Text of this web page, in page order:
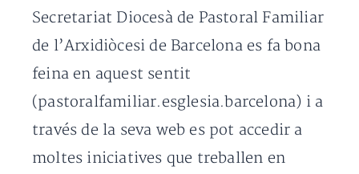
Secretariat Diocesà de Pastoral Familiar
de l’Arxidiòcesi de Barcelona es fa bona
feina en aquest sentit
(pastoralfamiliar.esglesia.barcelona) i a
través de la seva web es pot accedir a
moltes iniciatives que treballen en